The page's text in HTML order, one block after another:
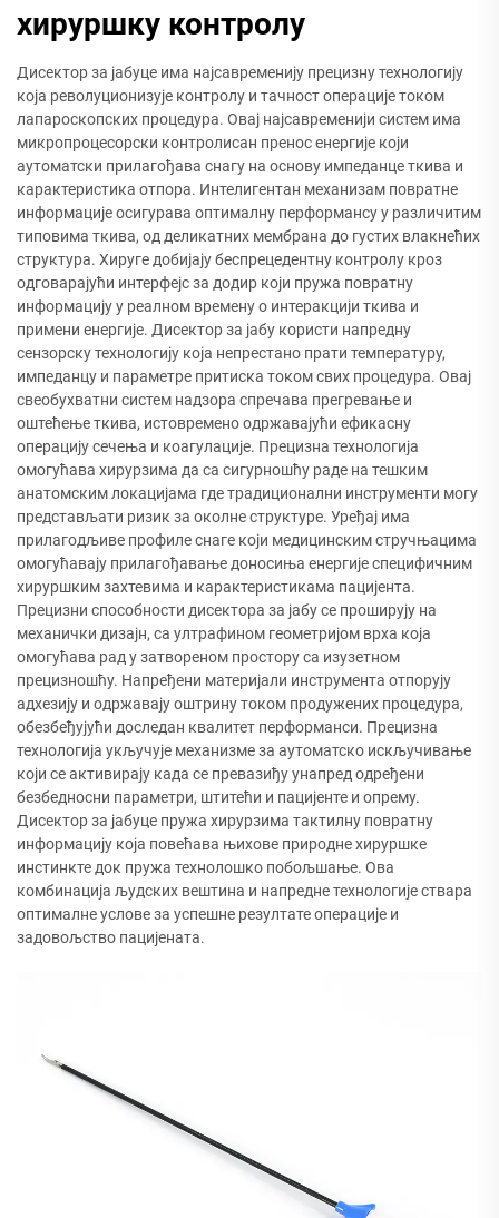
хируршку контролу
Дисектор за јабуце има најсавременију прецизну технологију
која револуционизује контролу и тачност операције током
лапароскопских процедура. Овај најсавременији систем има
микропроцесорски контролисан пренос енергије који
аутоматски прилагођава снагу на основу импеданце ткива и
карактеристика отпора. Интелигентан механизам повратне
информације осигурава оптималну перформансу у различитим
типовима ткива, од деликатних мембрана до густих влакнећих
структура. Хируге добијају беспрецедентну контролу кроз
одговарајући интерфејс за додир који пружа повратну
информацију у реалном времену о интеракцији ткива и
примени енергије. Дисектор за јабу користи напредну
сензорску технологију која непрестано прати температуру,
импеданцу и параметре притиска током свих процедура. Овај
свеобухватни систем надзора спречава прегревање и
оштећење ткива, истовремено одржавајући ефикасну
операцију сечења и коагулације. Прецизна технологија
омогућава хирурзима да са сигурношћу раде на тешким
анатомским локацијама где традиционални инструменти могу
представљати ризик за околне структуре. Уређај има
прилагодљиве профиле снаге који медицинским стручњацима
омогућавају прилагођавање доносиња енергије специфичним
хируршким захтевима и карактеристикама пацијента.
Прецизни способности дисектора за јабу се проширују на
механички дизајн, са ултрафином геометријом врха која
омогућава рад у затвореном простору са изузетном
прецизношћу. Напређени материјали инструмента отпорују
адхезију и одржавају оштрину током продужених процедура,
обезбеђујући доследан квалитет перформанси. Прецизна
технологија укључује механизме за аутоматско искључивање
који се активирају када се превазиђу унапред одређени
безбедносни параметри, штитећи и пацијенте и опрему.
Дисектор за јабуце пружа хирурзима тактилну повратну
информацију која повећава њихове природне хируршке
инстинкте док пружа технолошко побољшање. Ова
комбинација људских вештина и напредне технологије ствара
оптималне услове за успешне резултате операције и
задовољство пацијената.